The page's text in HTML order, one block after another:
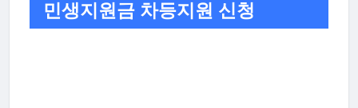
민생지원금 차등지원 신청